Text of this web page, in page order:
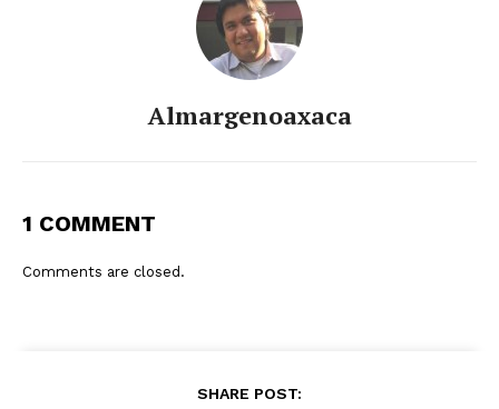
Almargenoaxaca
1 COMMENT
Comments are closed.
SHARE POST: